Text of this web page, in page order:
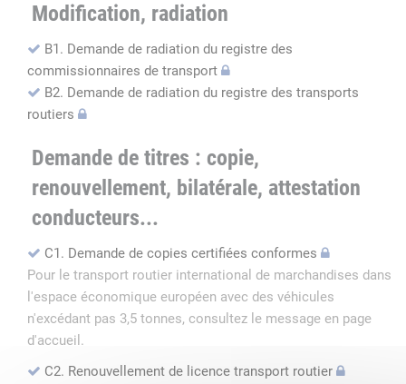
Modification, radiation
B1. Demande de radiation du registre des
commissionnaires de transport
B2. Demande de radiation du registre des transports
routiers
Demande de titres : copie,
renouvellement, bilatérale, attestation
conducteurs...
C1. Demande de copies certifiées conformes
Pour le transport routier international de marchandises dans
l'espace économique européen avec des véhicules
n'excédant pas 3,5 tonnes, consultez le message en page
d'accueil.
C2. Renouvellement de licence transport routier